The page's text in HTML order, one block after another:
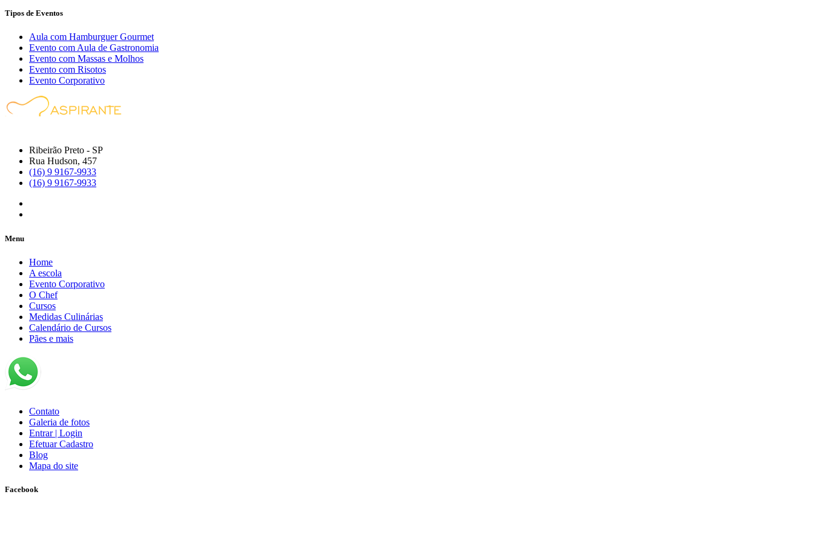
Tipos de Eventos
Aula com Hamburguer Gourmet
Evento com Aula de Gastronomia
Evento com Massas e Molhos
Evento com Risotos
Evento Corporativo
Ribeirão Preto - SP
Rua Hudson, 457
(16) 9 9167-9933
(16) 9 9167-9933
Menu
Home
A escola
Evento Corporativo
O Chef
Cursos
Medidas Culinárias
Calendário de Cursos
Pães e mais
Contato
Galeria de fotos
Entrar | Login
Efetuar Cadastro
Blog
Mapa do site
Facebook